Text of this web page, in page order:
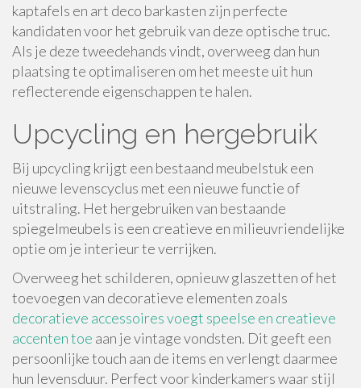
kaptafels en art deco barkasten zijn perfecte
kandidaten voor het gebruik van deze optische truc.
Als je deze tweedehands vindt, overweeg dan hun
plaatsing te optimaliseren om het meeste uit hun
reflecterende eigenschappen te halen.
Upcycling en hergebruik
Bij upcycling krijgt een bestaand meubelstuk een
nieuwe levenscyclus met een nieuwe functie of
uitstraling. Het hergebruiken van bestaande
spiegelmeubels is een creatieve en milieuvriendelijke
optie om je interieur te verrijken.
Overweeg het schilderen, opnieuw glaszetten of het
toevoegen van decoratieve elementen zoals
decoratieve accessoires voegt speelse en creatieve
accenten toe aan je vintage vondsten. Dit geeft een
persoonlijke touch aan de items en verlengt daarmee
hun levensduur. Perfect voor kinderkamers waar stijl